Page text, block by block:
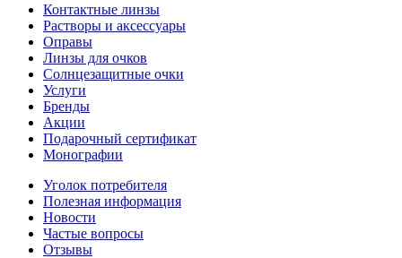
Контактные линзы
Растворы и аксессуары
Оправы
Линзы для очков
Солнцезащитные очки
Услуги
Бренды
Акции
Подарочный сертификат
Монографии
Уголок потребителя
Полезная информация
Новости
Частые вопросы
Отзывы